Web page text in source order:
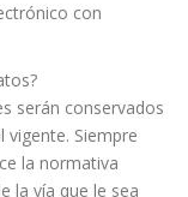
con
serán conservados
Siempre
la normativa
la vía que le sea